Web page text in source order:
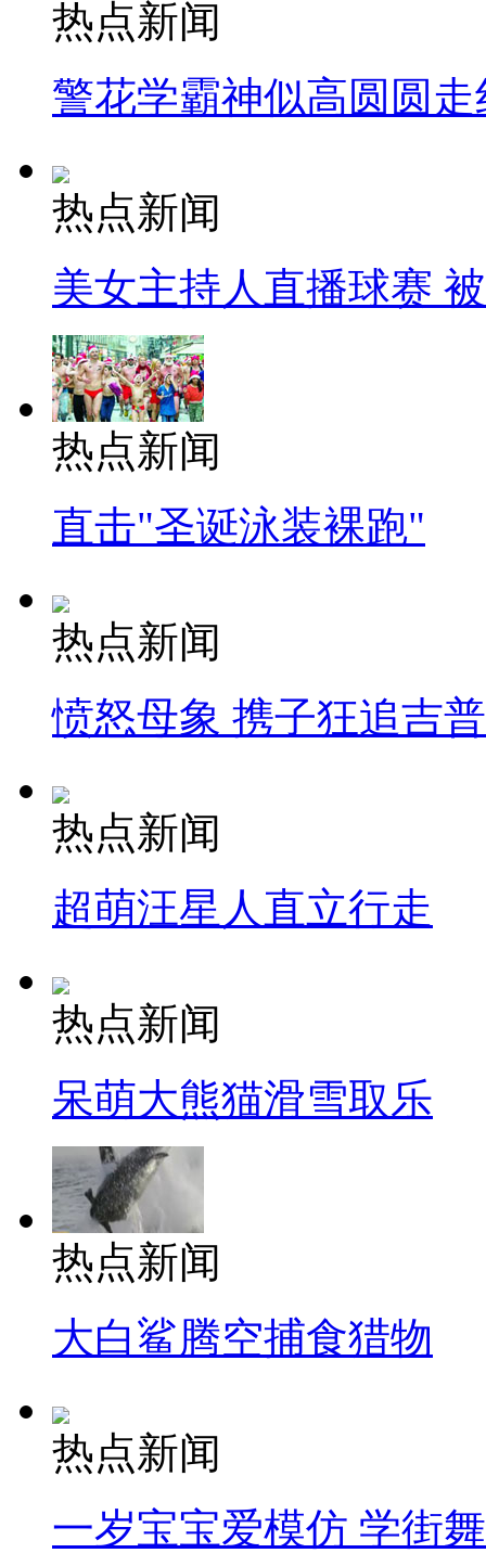
热点新闻
警花学霸神似高圆圆走
热点新闻
美女主持人直播球赛
热点新闻
直击"圣诞泳装裸跑"
热点新闻
愤怒母象 携子狂追吉
热点新闻
超萌汪星人直立行走
热点新闻
呆萌大熊猫滑雪取乐
热点新闻
大白鲨腾空捕食猎物
热点新闻
一岁宝宝爱模仿 学街